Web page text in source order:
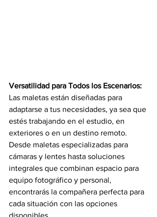
Versatilidad para Todos los Escenarios:
Las maletas están diseñadas para
adaptarse a tus necesidades, ya sea que
estés trabajando en el estudio, en
exteriores o en un destino remoto.
Desde maletas especializadas para
cámaras y lentes hasta soluciones
integrales que combinan espacio para
equipo fotográfico y personal,
encontrarás la compañera perfecta para
cada situación con las opciones
disponibles.